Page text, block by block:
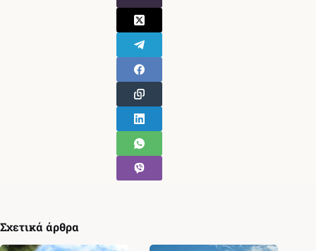
Σχετικά άρθρα